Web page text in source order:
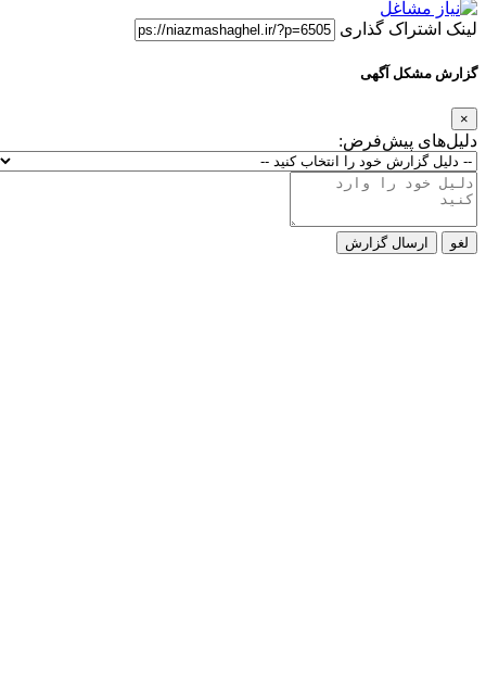
لینک اشتراک گذاری
گزارش مشکل آگهی
×
دلیل‌های پیش‌فرض:
لغو ارسال گزارش